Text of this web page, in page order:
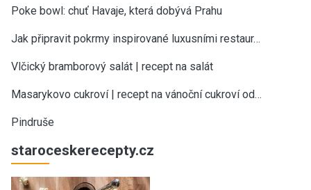
Poke bowl: chuť Havaje, která dobývá Prahu
Jak připravit pokrmy inspirované luxusními restaur…
Vlčický bramborový salát | recept na salát
Masarykovo cukroví | recept na vánoční cukroví od…
Pindruše
staroceskerecepty.cz